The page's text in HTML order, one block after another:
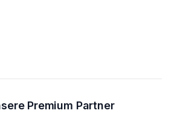
Premium Partner